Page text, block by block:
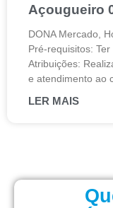
Açougueiro
DONA Mercado,
Pré-requisitos:
Atribuições:
e atendimento ao
LER MAIS